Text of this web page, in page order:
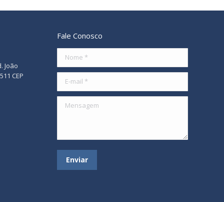
João
CEP
Fale Conosco
Nome *
E-mail *
Mensagem
Enviar